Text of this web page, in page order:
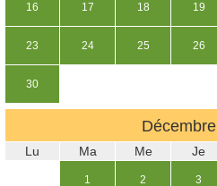
16 17 18 19
23 24 25 26
30
Décembre
Lu Ma Me Je
1 2 3